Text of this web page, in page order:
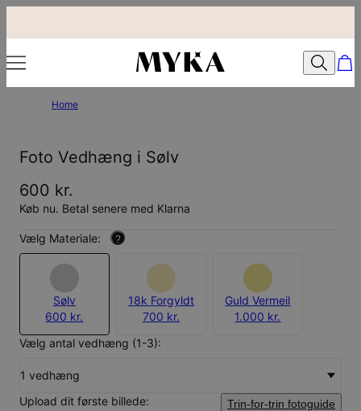
Home
Foto Vedhæng i Sølv
600 kr.
Køb nu. Betal senere med Klarna
Vælg Materiale: ?
Sølv
600 kr.
18k Forgyldt
700 kr.
Guld Vermeil
1.000 kr.
Vælg antal vedhæng (1-3):
1 vedhæng
Upload dit første billede:
Trin-for-trin fotoguide